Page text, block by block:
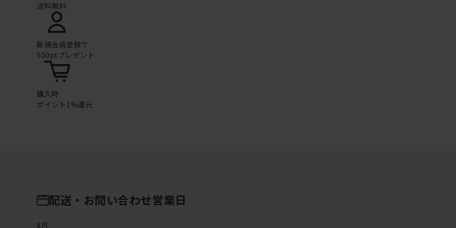
送料無料
新規会員登録で
500ptプレゼント
購入時
ポイント1%還元
配送・お問い合わせ営業日
8月